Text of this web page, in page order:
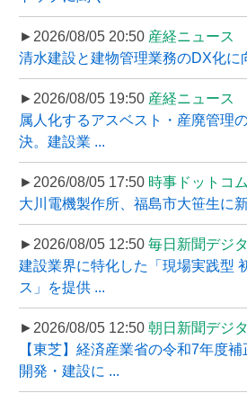
►2026/08/05 20:50 産経ニュース
清水建設と建物管理業務のDX化に
►2026/08/05 19:50 産経ニュース
属人化するアスベスト・産廃管理
決。建設業 ...
►2026/08/05 17:50 時事ドットコム
大川電機製作所、福島市大笹生に
►2026/08/05 12:50 毎日新聞デジ
建設業界に特化した「現場実践型
ス」を提供 ...
►2026/08/05 12:50 朝日新聞デジ
【東芝】経済産業省の令和7年度
開発・建設に ...